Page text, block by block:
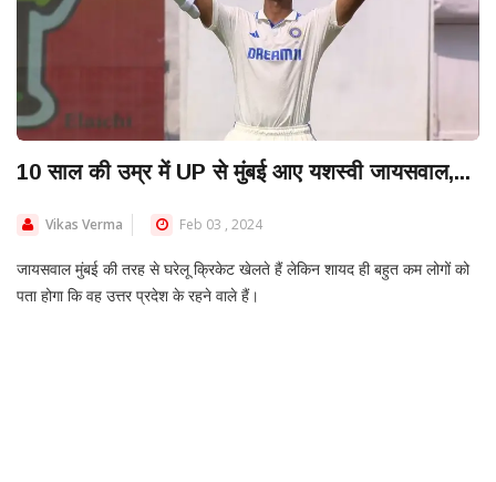
10 साल की उम्र में UP से मुंबई आए यशस्वी जायसवाल,...
Vikas Verma Feb 03 , 2024
जायसवाल मुंबई की तरह से घरेलू क्रिकेट खेलते हैं लेकिन शायद ही बहुत कम लोगों को
पता होगा कि वह उत्तर प्रदेश के रहने वाले हैं।